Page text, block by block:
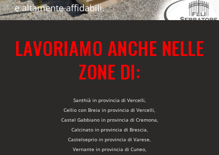
e altamente affidabili.
LAVORIAMO ANCHE NELLE
ZONE DI:
Santhià in provincia di Vercelli,
Cellio con Breia in provincia di Vercelli,
Castel Gabbiano in provincia di Cremona,
Calcinato in provincia di Brescia,
Castelseprio in provincia di Varese,
Vernante in provincia di Cuneo,